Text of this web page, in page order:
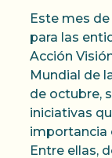
Este mes
para las
Acción
Mundial de
de octubre,
iniciativas
importancia
Entre ellas,